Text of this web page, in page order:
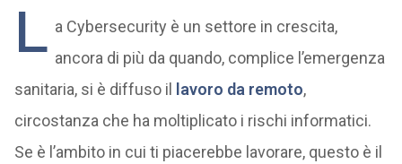
L a Cybersecurity è un settore in crescita,
ancora di più da quando, complice l’emergenza
sanitaria, si è diffuso il
lavoro da remoto,
circostanza che ha moltiplicato i rischi informatici.
Se è l’ambito in cui ti piacerebbe lavorare, questo è il